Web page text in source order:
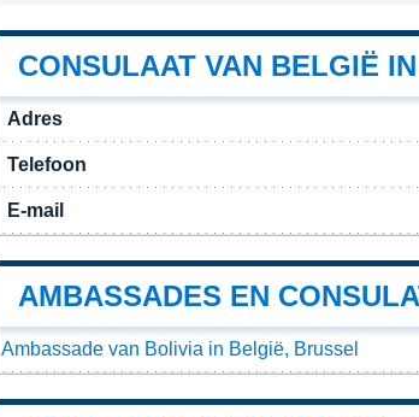
CONSULAAT VAN BELGIË
Adres
Telefoon
E-mail
AMBASSADES EN
Ambassade van Bolivia in België, Brussel